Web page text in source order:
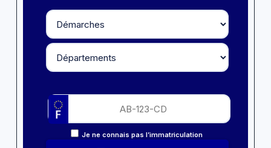
Je ne connais pas l’immatriculation